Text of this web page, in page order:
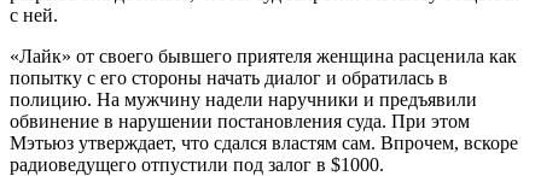
с ней.
«Лайк» от своего бывшего приятеля женщина расценила как
попытку с его стороны начать диалог и обратилась в
полицию. На мужчину надели наручники и предъявили
обвинение в нарушении постановления суда. При этом
Мэтьюз утверждает, что сдался властям сам. Впрочем, вскоре
радиоведущего отпустили под залог в $1000.